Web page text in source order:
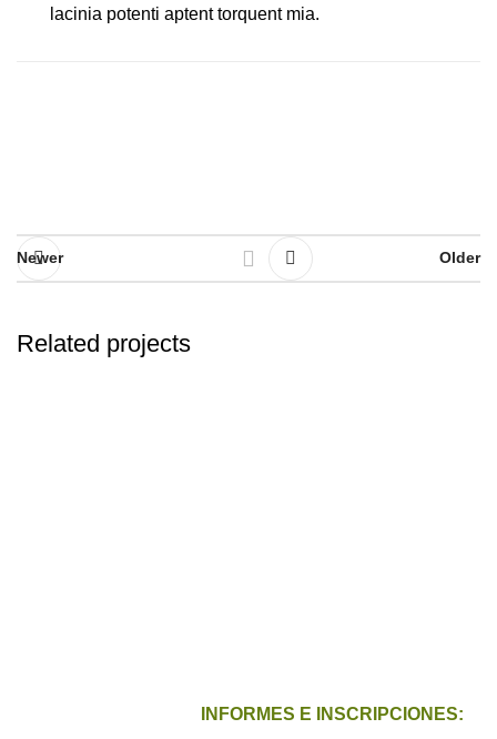
lacinia potenti aptent torquent mia.
Newer Older
Related projects
INFORMES E INSCRIPCIONES: